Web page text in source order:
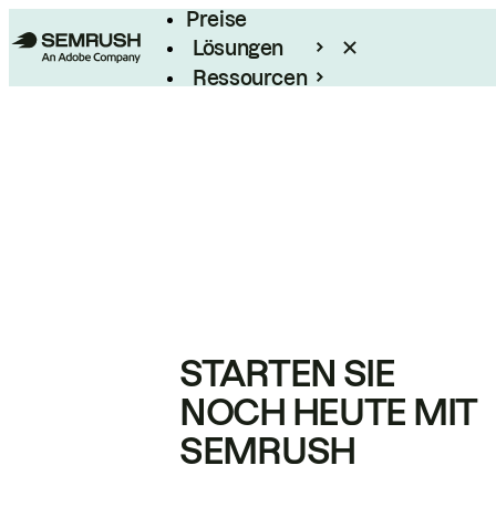
Preise
Lösungen
Ressourcen
STARTEN SIE
NOCH HEUTE MIT
SEMRUSH